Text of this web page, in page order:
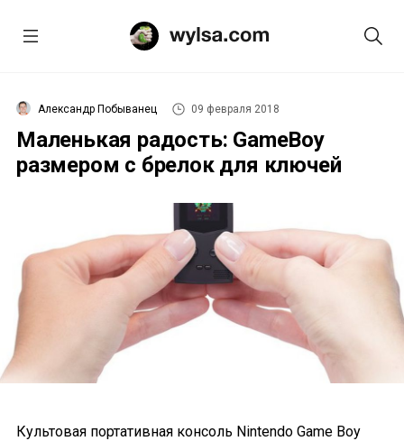
Александр Побыванец 09 февраля 2018
Маленькая радость: GameBoy
размером с брелок для ключей
Культовая портативная консоль Nintendo Game Boy